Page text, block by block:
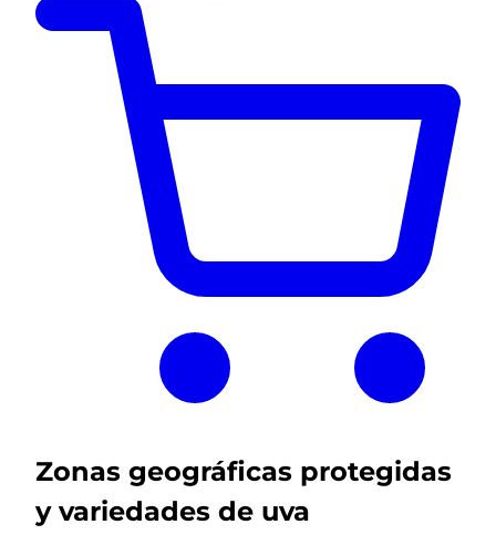
Zonas geográficas protegidas
y variedades de uva